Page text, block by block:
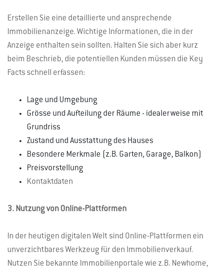
Erstellen Sie eine detaillierte und ansprechende
Immobilienanzeige. Wichtige Informationen, die in der
Anzeige enthalten sein sollten. Halten Sie sich aber kurz
beim Beschrieb, die potentiellen Kunden müssen die Key
Facts schnell erfassen:
Lage und Umgebung
Grösse und Aufteilung der Räume - idealerweise mit
Grundriss
Zustand und Ausstattung des Hauses
Besondere Merkmale (z.B. Garten, Garage, Balkon)
Preisvorstellung
Kontaktdaten
3. Nutzung von Online-Plattformen
In der heutigen digitalen Welt sind Online-Plattformen ein
unverzichtbares Werkzeug für den Immobilienverkauf.
Nutzen Sie bekannte Immobilienportale wie z.B. Newhome,